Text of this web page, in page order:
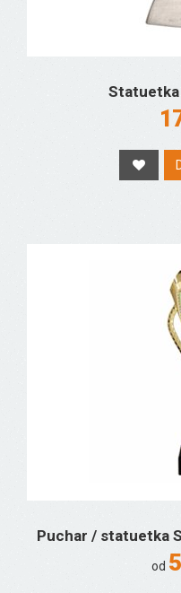
Statuetka
Puchar / statuetka
od